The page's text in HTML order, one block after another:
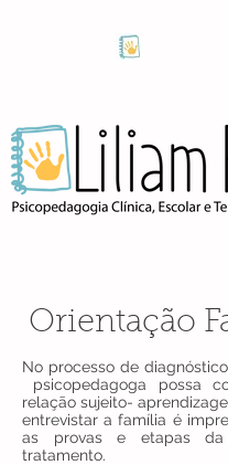
Orientação
No processo de
psicopedagoga possa
relação sujeito-
entrevistar a família é
as provas e etapas da
tratamento.